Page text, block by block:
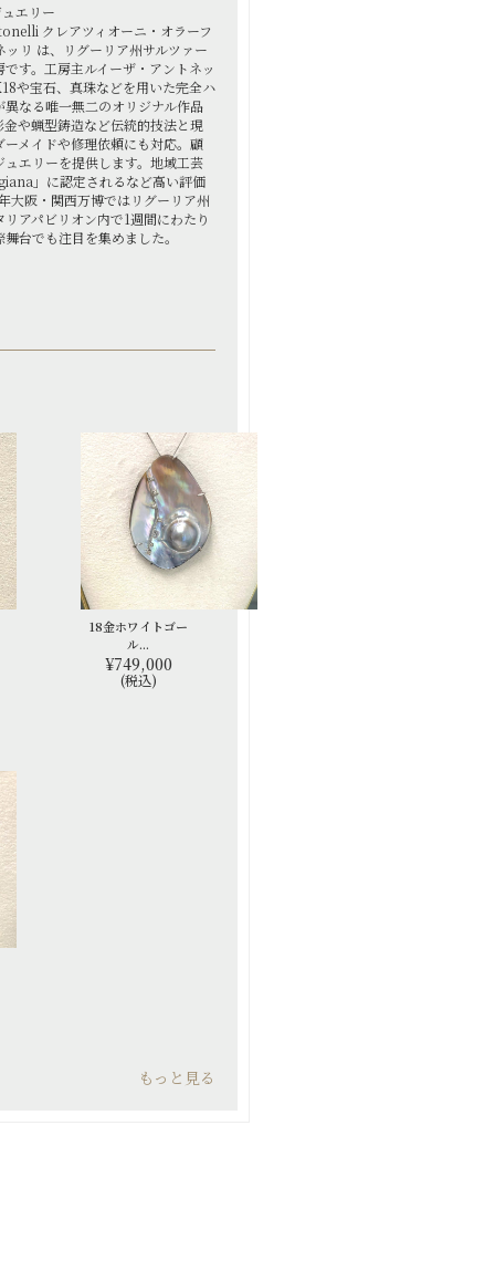
エリー
クレアツィオーニ・オラーフ
ッリ は、リグーリア州サルツァー
す。工房主ルイーザ・アントネッ
や宝石、真珠などを用いた完全ハ
なる唯一無二のオリジナル作品
や蝋型鋳造など伝統的技法と現
メイドや修理依頼にも対応。顧
エリーを提供します。地域工芸
」に認定されるなど高い評価
大阪・関西万博ではリグーリア州
アパビリオン内で1週間にわたり
台でも注目を集めました。
18金ホワイトゴー
ル...
¥749,000
(税込)
もっと見る